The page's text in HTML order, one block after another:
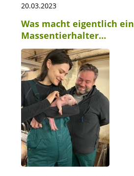
20.03.2023
Was macht eigentlich ein
Massentierhalter…